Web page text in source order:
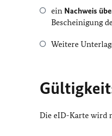
ein Nachweis
Bescheinigung
Weitere
Die eID-Karte wird